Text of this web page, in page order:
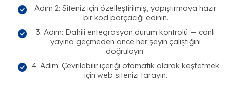
Adım 2: Siteniz için özelleştirilmiş, yapıştırmaya hazır
bir kod parçacığı edinin.
3. Adım: Dahili entegrasyon durum kontrolü — canlı
yayına geçmeden önce her şeyin çalıştığını
doğrulayın.
4. Adım: Çevrilebilir içeriği otomatik olarak keşfetmek
için web sitenizi tarayın.